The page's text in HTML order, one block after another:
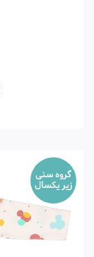
گروه سنی
زیر یکسال